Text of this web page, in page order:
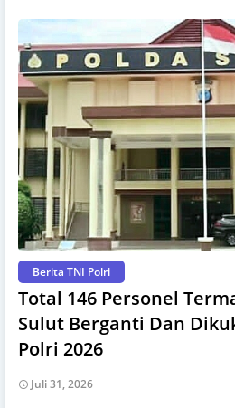
Berita TNI Polri
Total 146 Personel
Sulut Berganti Dan
Polri 2026
Juli 31, 2026